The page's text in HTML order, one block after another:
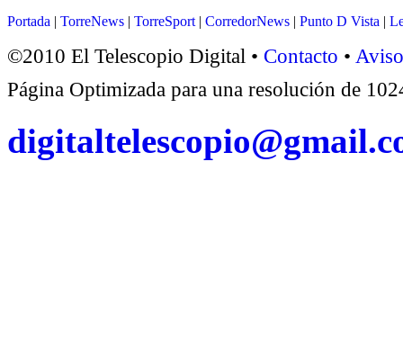
Portada | TorreNews | TorreSport | CorredorNews | Punto D Vista |
©2010 El Telescopio Digital • Contacto •
Página Optimizada para una resolución de